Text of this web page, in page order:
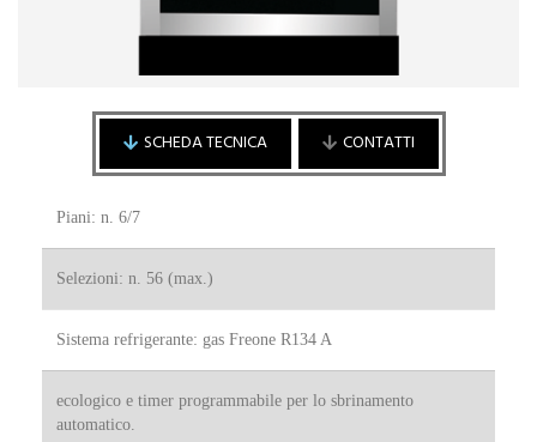
SCHEDA TECNICA CONTATTI
Piani: n. 6/7
Selezioni: n. 56 (max.)
Sistema refrigerante: gas Freone R134 A
ecologico e timer programmabile per lo sbrinamento
automatico.
Cliente
Nome*
Nome